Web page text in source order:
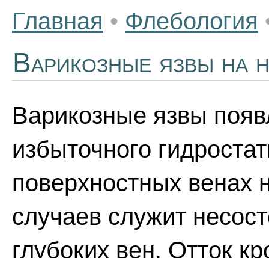
Главная • Флебология
Варикозные язвы на
Варикозные язвы
избыточного
поверхностных венах
случаев служит
глубоких вен. Отток